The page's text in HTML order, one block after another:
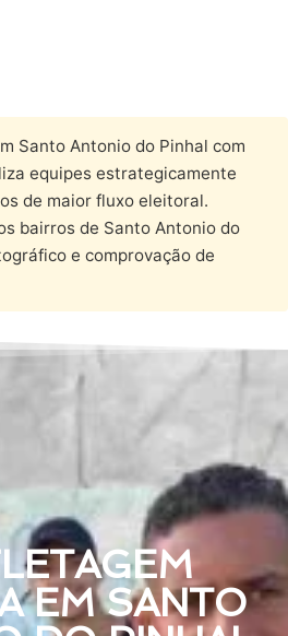
Santo Antonio do Pinhal com
equipes estrategicamente
de maior fluxo eleitoral.
bairros de Santo Antonio do
e comprovação de
EM SANTO